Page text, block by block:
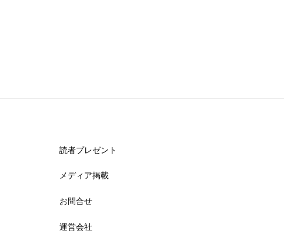
読者プレゼント
メディア掲載
お問合せ
運営会社